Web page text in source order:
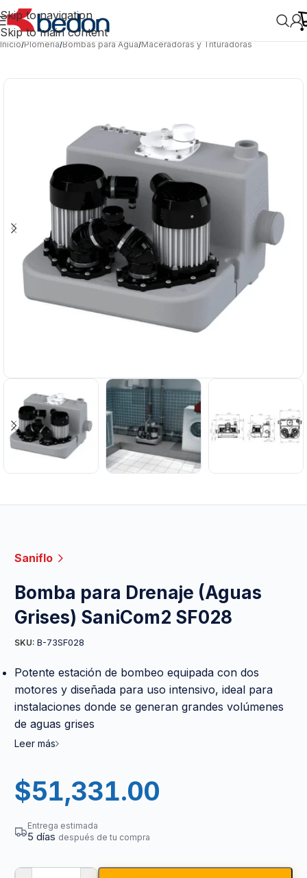
Skip to navigation
Skip to main content
Inicio/Plomería/Bombas para Agua/Maceradoras y Trituradoras
Saniflo
Bomba para Drenaje (Aguas
Grises) SaniCom2 SF028
SKU: B-73SF028
Potente estación de bombeo equipada con dos
motores y diseñada para uso intensivo, ideal para
instalaciones donde se generan grandes volúmenes
de aguas grises
Leer más
$51,331.00
Entrega estimada
5 días después de tu compra